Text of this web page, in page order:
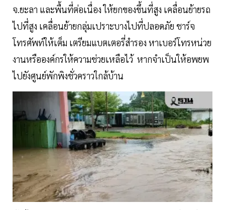
จ.ยะลา และพื้นที่ต่อเนื่อง ให้ยกของขึ้นที่สูง เคลื่อนย้ายรถ
ไปที่สูง เคลื่อนย้ายกลุ่มเปราะบางไปที่ปลอดภัย ชาร์จ
โทรศัพท์ให้เต็ม เตรียมแบตเตอรี่สำรอง หาเบอร์โทรหน่วย
งานหรือองค์กรให้ความช่วยเหลือไว้ หากจำเป็นให้อพยพ
ไปยังศูนย์พักพิงชั่วคราวใกล้บ้าน